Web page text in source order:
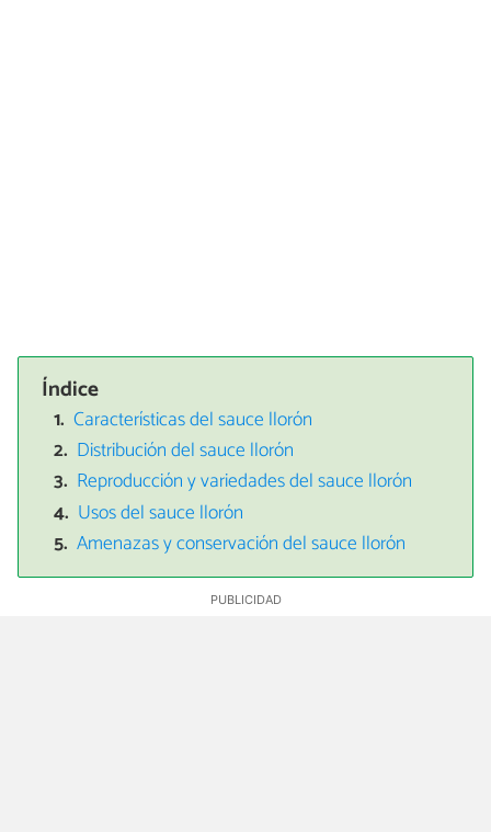
Índice
Características del sauce llorón
Distribución del sauce llorón
Reproducción y variedades del sauce llorón
Usos del sauce llorón
Amenazas y conservación del sauce llorón